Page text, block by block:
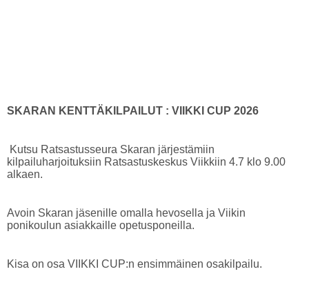
SKARAN KENTTÄKILPAILUT : VIIKKI CUP 2026
Kutsu Ratsastusseura Skaran järjestämiin
kilpailuharjoituksiin Ratsastuskeskus Viikkiin 4.7 klo 9.00
alkaen.
Avoin Skaran jäsenille omalla hevosella ja Viikin
ponikoulun asiakkaille opetusponeilla.
Kisa on osa VIIKKI CUP:n ensimmäinen osakilpailu.